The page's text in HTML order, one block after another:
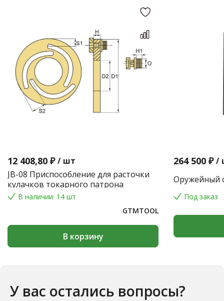
12 408,80 ₽ / шт
JB-08 Приспособление для расточки
кулачков токарного патрона
В наличии: 14 шт
GTMTOOL
В корзину
264 500 ₽ /
Оружейный
Под заказ
У вас остались вопросы?